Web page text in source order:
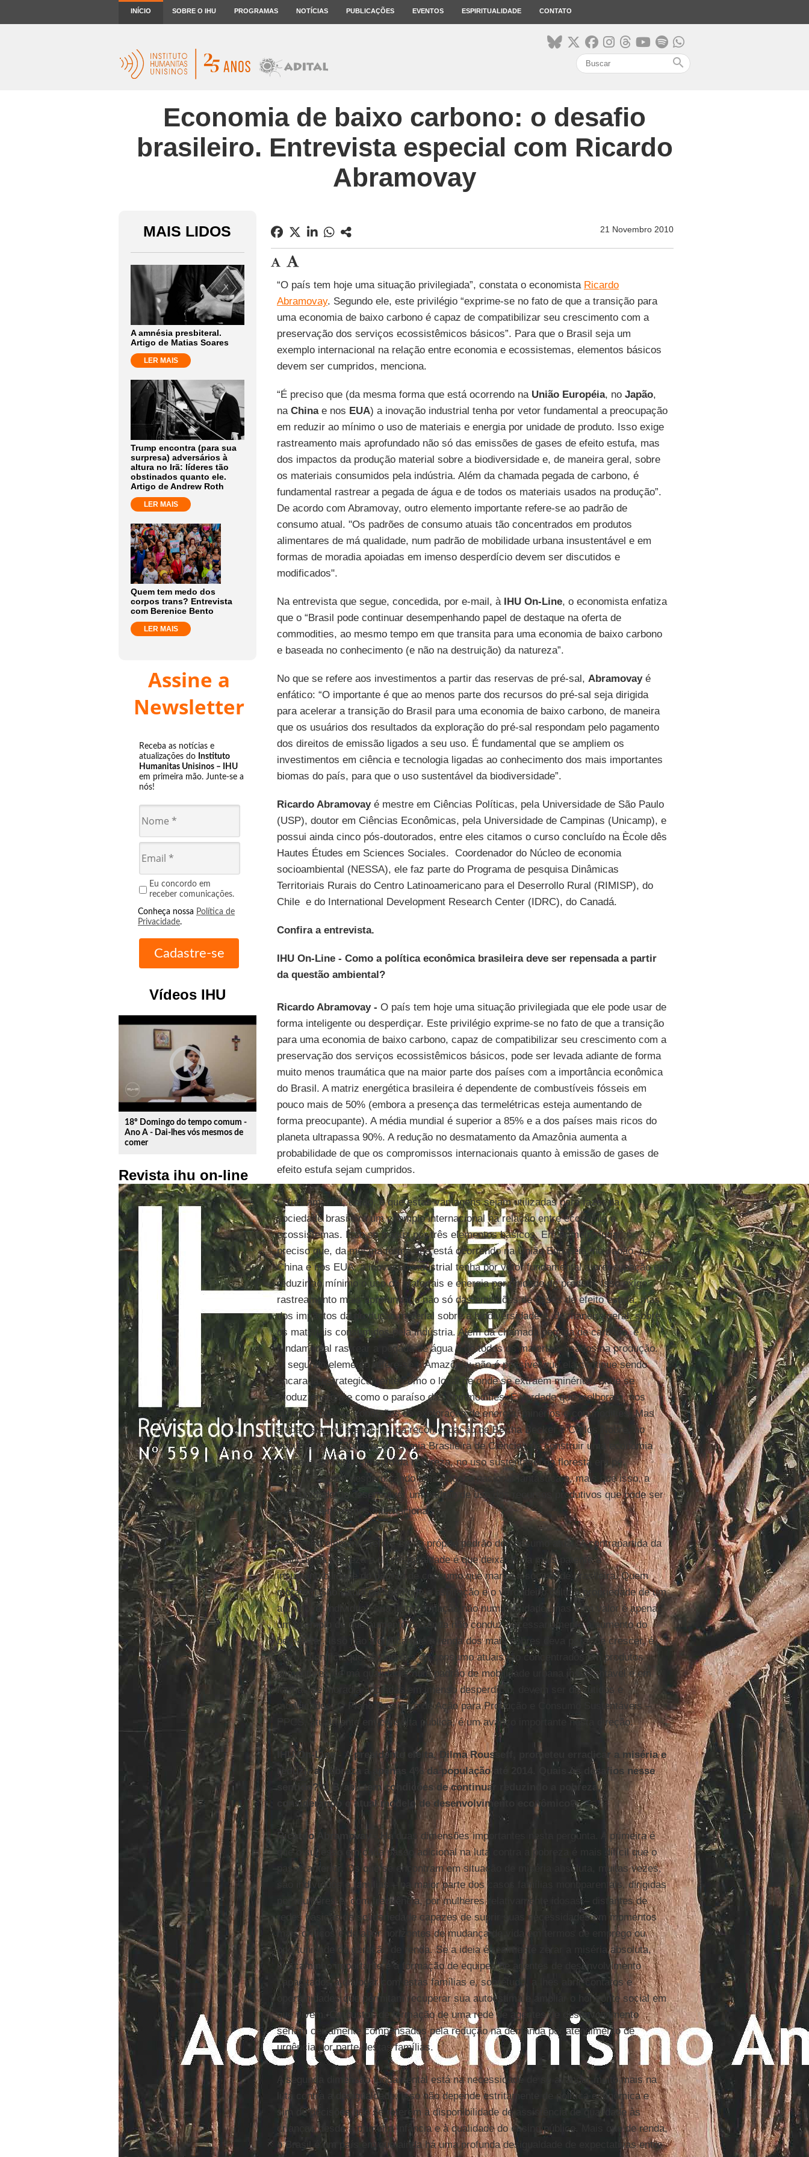
INÍCIO SOBRE O IHU PROGRAMAS NOTÍCIAS PUBLICAÇÕES EVENTOS ESPIRITUALIDADE CONTATO
search
Economia de baixo carbono: o desafio
brasileiro. Entrevista especial com Ricardo
Abramovay
MAIS LIDOS
A amnésia presbiteral.
Artigo de Matias Soares
LER MAIS
Trump encontra (para sua
surpresa) adversários à
altura no Irã: líderes tão
obstinados quanto ele.
Artigo de Andrew Roth
LER MAIS
Quem tem medo dos
corpos trans? Entrevista
com Berenice Bento
LER MAIS
Assine a
Newsletter
Receba as notícias e
atualizações do Instituto
Humanitas Unisinos – IHU
em primeira mão. Junte-se a
nós!
Eu concordo em
receber comunicações.
Conheça nossa Política de
Privacidade.
Vídeos IHU
play_circle_outline
18º Domingo do tempo comum -
Ano A - Dai-lhes vós mesmos de
comer
Revista ihu on-line
21 Novembro 2010
“O país tem hoje uma situação privilegiada”, constata o economista Ricardo
Abramovay. Segundo ele, este privilégio “exprime-se no fato de que a transição para
uma economia de baixo carbono é capaz de compatibilizar seu crescimento com a
preservação dos serviços ecossistêmicos básicos”. Para que o Brasil seja um
exemplo internacional na relação entre economia e ecossistemas, elementos básicos
devem ser cumpridos, menciona.
“É preciso que (da mesma forma que está ocorrendo na União Européia, no Japão,
na Chinae nos EUA) a inovação industrial tenha por vetor fundamental a preocupação
em reduzir ao mínimo o uso de materiais e energia por unidade de produto. Isso exige
rastreamento mais aprofundado não só das emissões de gases de efeito estufa, mas
dos impactos da produção material sobre a biodiversidade e, de maneira geral, sobre
os materiais consumidos pela indústria. Além da chamada pegada de carbono, é
fundamental rastrear a pegada de água e de todos os materiais usados na produção”.
De acordo com Abramovay, outro elemento importante refere-se ao padrão de
consumo atual. "Os padrões de consumo atuais tão concentrados em produtos
alimentares de má qualidade, num padrão de mobilidade urbana insustentável e em
formas de moradia apoiadas em imenso desperdício devem ser discutidos e
modificados".
Na entrevista que segue, concedida, por e-mail, à IHU On-Line, o economista enfatiza
que o “Brasil pode continuar desempenhando papel de destaque na oferta de
commodities, ao mesmo tempo em que transita para uma economia de baixo carbono
e baseada no conhecimento (e não na destruição) da natureza”.
No que se refere aos investimentos a partir das reservas de pré-sal, Abramovayé
enfático: “O importante é que ao menos parte dos recursos do pré-sal seja dirigida
para acelerar a transição do Brasil para uma economia de baixo carbono, de maneira
que os usuários dos resultados da exploração do pré-sal respondam pelo pagamento
dos direitos de emissão ligados a seu uso. É fundamental que se ampliem os
investimentos em ciência e tecnologia ligadas ao conhecimento dos mais importantes
biomas do país, para que o uso sustentável da biodiversidade”.
Ricardo Abramovayé mestre em Ciências Políticas, pela Universidade de São Paulo
(USP), doutor em Ciências Econômicas, pela Universidade de Campinas (Unicamp), e
possui ainda cinco pós-doutorados, entre eles citamos o curso concluído na Ècole dês
Hautes Études em Sciences Sociales. Coordenador do Núcleo de economia
socioambiental (NESSA), ele faz parte do Programa de pesquisa Dinâmicas
Territoriais Rurais do Centro Latinoamericano para el Deserrollo Rural (RIMISP), do
Chile e do International Development Research Center (IDRC), do Canadá.
Confira a entrevista.
IHU On-Line - Como a política econômica brasileira deve ser repensada a partir
daquestão ambiental?
Ricardo Abramovay - O país tem hoje uma situação privilegiada que ele pode usar de
forma inteligente ou desperdiçar. Este privilégio exprime-se no fato de que a transição
para uma economia de baixo carbono, capaz de compatibilizar seu crescimento com a
preservação dos serviços ecossistêmicos básicos, pode ser levada adiante de forma
muito menos traumática que na maior parte dos países com a importância econômica
do Brasil. A matriz energética brasileira é dependente de combustíveis fósseis em
pouco mais de 50% (embora a presença das termelétricas esteja aumentando de
forma preocupante). A média mundial é superior a 85% e a dos países mais ricos do
planeta ultrapassa 90%. A redução no desmatamento da Amazônia aumenta a
probabilidade de que os compromissos internacionais quanto à emissão de gases de
efeito estufa sejam cumpridos.
O fundamental, então, é que estas vantagens sejam utilizadas para fazer da
sociedade brasileira um exemplo internacional na relação entre economia e
ecossistemas. Isso se traduz por três elementos básicos. Em primeiro lugar, é
preciso que, da mesma forma que está ocorrendo na União Europeia, no Japão, na
China e nos EUA, a inovação industrial tenha por vetor fundamental a preocupação em
reduzir ao mínimo o uso de materiais e energia por unidade de produto. Isso exige
rastreamento mais aprofundado não só das emissões de gases de efeito estufa, mas
dos impactos da produção material sobre a biodiversidade e, de maneira geral, sobre
os materiais consumidos pela indústria. Além da chamada pegada de carbono, é
fundamental rastrear a pegada de água e de todos os materiais usados na produção.
O segundo elemento refere-se à Amazônia: não é possível que ela continue sendo
encarada estrategicamente como o local de onde se extraem minérios, onde se
produz energia e como o paraíso das commodities. É verdade que melhoram, nos
últimos anos, as condições de exploração de energia, minérios e commodities. Mas
ainda estamos a anos-luz da recomendação de Bertha Becker e Carlos Nobre, no
documento de 2008 da Academia Brasileira de Ciências de construir uma economia
baseada no conhecimento da natureza, no uso sustentável da floresta em pé.
Estamos assim desperdiçando uma riqueza nacional fantástica e, mais que isso, a
oportunidade de desenvolver um padrão de uso dos recursos produtivos que pode ser
exemplar em termos internacionais.
O terceiro elemento refere-se ao próprio padrão de consumo atual. A contrapartida da
redução da pobreza e da desigualdade é que deixa ainda mais patente a
insustentabilidade do padrão de consumo que marca a sociedade brasileira. Quem
mora em São Paulo percebe que a aspiração e o verdadeiro culto à propriedade de um
automóvel individual, sua transformação não numa utilidade, mas num valor é apenas
um exemplo de que aumento da renda não conduz necessariamente a aumento do
bem-estar. Isso não significa que a renda dos mais pobres deva parar de crescer, é
claro. Significa que os padrões de consumo atuais tão concentrados em produtos
alimentares de má qualidade, num padrão de mobilidade urbana insustentável e em
formas de moradia apoiadas em imenso desperdício, devem ser discutidos e
modificados. O Plano Brasileiro de Ação para Produção e Consumo Sustentáveis –
PPCS, atualmente em consulta pública, é um avanço importante nesta direção.
IHU On-Line - A presidente eleita, Dilma Rousseff, prometeu erradicar a miséria e
reduzir a pobreza a apenas 4% da população até 2014. Quais os desafios nesse
sentido? O Brasil tem condições de continuar reduzindo a pobreza,
considerando o atual modelo de desenvolvimento econômico?
Ricardo Abramovay -
Há duas dimensões importantes nesta pergunta. A primeira é
que o sucesso em cada passo adicional na luta contra a pobreza é mais difícil que o
passo anterior. Os que se encontram em situação de miséria absoluta, muitas vezes,
são indivíduos e famílias – na maior parte dos casos famílias monoparentais, dirigidas
por mulheres e, com frequência, por mulheres relativamente idosas – distantes de
redes básicas de solidariedade capazes de suprir suas necessidades em momentos
mais críticos e de abrir horizontes de mudança de vida em termos de emprego ou
oportunidade de geração de renda. Se a ideia é realmente zerar a miséria absoluta,
um caminho importante é a formação de equipes de agentes de desenvolvimento
capacitados a dialogar com estas famílias e, sobretudo, a lhes abrir contatos e
oportunidades que permitam recuperar sua autoestima e ampliar o horizonte social em
que vivem. Os custos de formação de uma rede de agentes de desenvolvimento
seriam certamente compensados pela redução na demanda por atendimento de
urgência por parte destas famílias.
A segunda dimensão fundamental está na necessidade de se avançar muito mais na
luta contra a desigualdade. Isso não depende estritamente de política econômica e
sim de decisões que se referem à disponibilidade de assistência de qualidade às
crianças desde a primeira infância e à qualidade do ensino público. Mais que de renda,
o Brasil é um país em que ainda há uma profunda desigualdade de expectativas entre